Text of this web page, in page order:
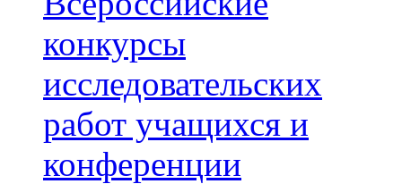
конкурсы
исследовательских
работ учащихся и
конференции